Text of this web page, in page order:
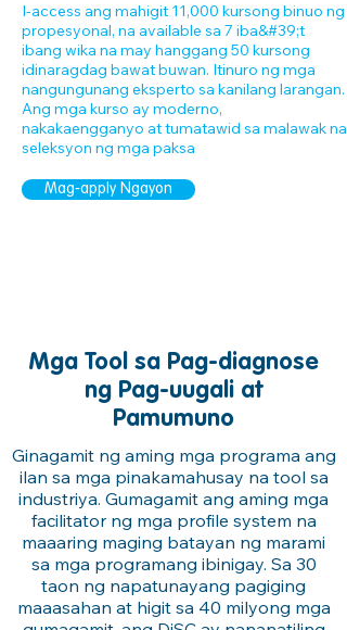
I-access ang mahigit 11,000 kursong binuo ng
propesyonal, na available sa 7 iba&#39;t
ibang wika na may hanggang 50 kursong
idinaragdag bawat buwan. Itinuro ng mga
nangungunang eksperto sa kanilang larangan.
Ang mga kurso ay moderno,
nakakaengganyo at tumatawid sa malawak na
seleksyon ng mga paksa
Mag-apply Ngayon
Mga Tool sa Pag-diagnose
ng Pag-uugali at
Pamumuno
Ginagamit ng aming mga programa ang
ilan sa mga pinakamahusay na tool sa
industriya. Gumagamit ang aming mga
facilitator ng mga profile system na
maaaring maging batayan ng marami
sa mga programang ibinigay. Sa 30
taon ng napatunayang pagiging
maaasahan at higit sa 40 milyong mga